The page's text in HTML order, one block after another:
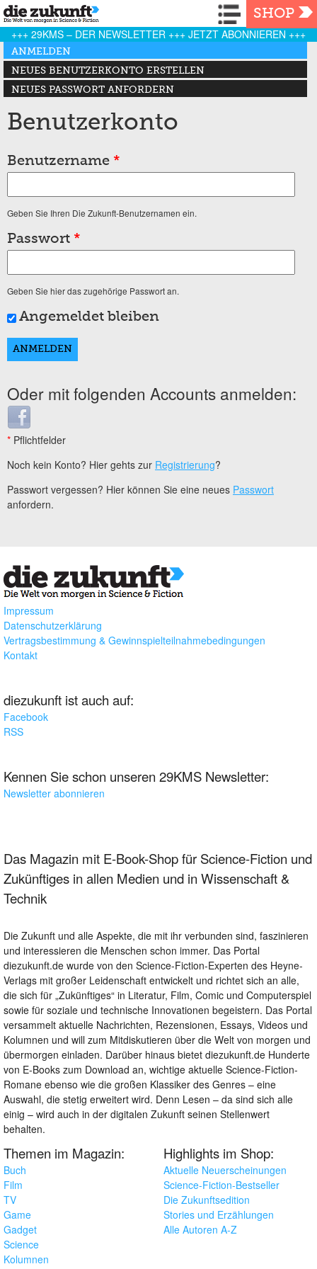
Navigation
SHOP
+++ 29KMS – DER NEWSLETTER +++ JETZT ABONNIEREN +++
Haupt-Reiter
ANMELDEN
(AKTIVER REITER)
NEUES BENUTZERKONTO ERSTELLEN
NEUES PASSWORT ANFORDERN
Benutzerkonto
Benutzername *
Geben Sie Ihren Die Zukunft-Benutzernamen ein.
Passwort *
Geben Sie hier das zugehörige Passwort an.
Angemeldet bleiben
Oder mit folgenden Accounts anmelden:
Login with Facebook
* Pflichtfelder
Noch kein Konto? Hier gehts zur Registrierung?
Passwort vergessen? Hier können Sie eine neues Passwort
anfordern.
Impressum
Datenschutzerklärung
Vertragsbestimmung & Gewinnspielteilnahmebedingungen
Kontakt
diezukunft ist auch auf:
Facebook
RSS
Kennen Sie schon unseren 29KMS Newsletter:
Newsletter abonnieren
Das Magazin mit E-Book-Shop für Science-Fiction und
Zukünftiges in allen Medien und in Wissenschaft &
Technik
Die Zukunft und alle Aspekte, die mit ihr verbunden sind, faszinieren
und interessieren die Menschen schon immer. Das Portal
diezukunft.de wurde von den Science-Fiction-Experten des Heyne-
Verlags mit großer Leidenschaft entwickelt und richtet sich an alle,
die sich für „Zukünftiges“ in Literatur, Film, Comic und Computerspiel
sowie für soziale und technische Innovationen begeistern. Das Portal
versammelt aktuelle Nachrichten, Rezensionen, Essays, Videos und
Kolumnen und will zum Mitdiskutieren über die Welt von morgen und
übermorgen einladen. Darüber hinaus bietet diezukunft.de Hunderte
von E-Books zum Download an, wichtige aktuelle Science-Fiction-
Romane ebenso wie die großen Klassiker des Genres – eine
Auswahl, die stetig erweitert wird. Denn Lesen – da sind sich alle
einig – wird auch in der digitalen Zukunft seinen Stellenwert
behalten.
Themen im Magazin:
Buch
Film
TV
Game
Gadget
Science
Kolumnen
Highlights im Shop:
Aktuelle Neuerscheinungen
Science-Fiction-Bestseller
Die Zukunftsedition
Stories und Erzählungen
Alle Autoren A-Z